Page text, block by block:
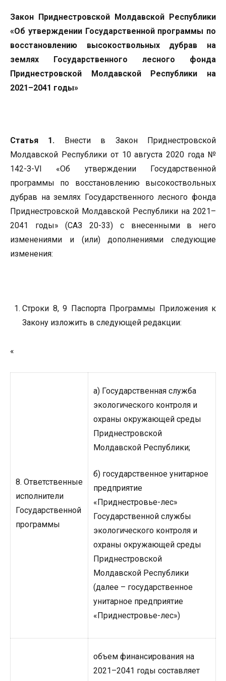
Закон Приднестровской Молдавской Республики
«Об утверждении Государственной программы по
восстановлению высокоствольных дубрав на
землях Государственного лесного фонда
Приднестровской Молдавской Республики на
2021–2041 годы»
Статья 1. Внести в Закон Приднестровской
Молдавской Республики от 10 августа 2020 года №
142-З-VI «Об утверждении Государственной
программы по восстановлению высокоствольных
дубрав на землях Государственного лесного фонда
Приднестровской Молдавской Республики на 2021–
2041 годы» (САЗ 20-33) с внесенными в него
изменениями и (или) дополнениями следующие
изменения:
Строки 8, 9 Паспорта Программы Приложения к
Закону изложить в следующей редакции:
«
8. Ответственные
исполнители
Государственной
программы
а) Государственная служба
экологического контроля и
охраны окружающей среды
Приднестровской
Молдавской Республики;
б) государственное унитарное
предприятие
«Приднестровье-лес»
Государственной службы
экологического контроля и
охраны окружающей среды
Приднестровской
Молдавской Республики
(далее – государственное
унитарное предприятие
«Приднестровье-лес»)
объем финансирования на
2021–2041 годы составляет